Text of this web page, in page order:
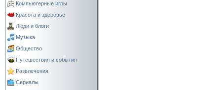
Компьютерные игры
Красота и здоровье
Люди и блоги
Музыка
Общество
Путешествия и события
Развлечения
Сериалы